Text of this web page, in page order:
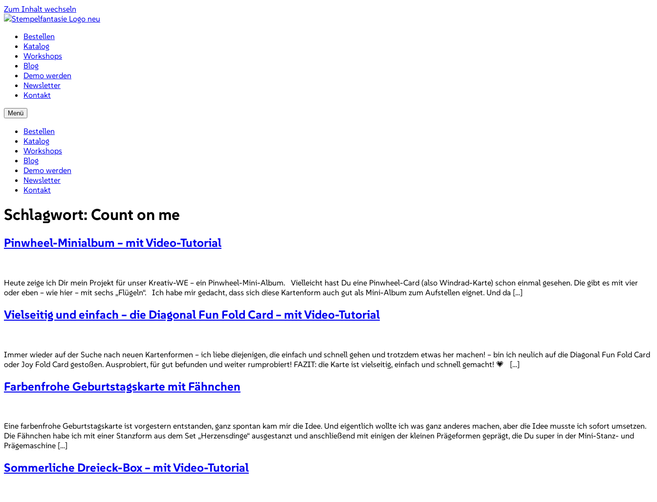
Zum Inhalt wechseln
Bestellen
Katalog
Workshops
Blog
Demo werden
Newsletter
Kontakt
Menü
Bestellen
Katalog
Workshops
Blog
Demo werden
Newsletter
Kontakt
Schlagwort: Count on me
Pinwheel-Minialbum – mit Video-Tutorial
Heute zeige ich Dir mein Projekt für unser Kreativ-WE – ein Pinwheel-Mini-Album. Vielleicht hast Du eine Pinwheel-Card (also Windrad-Karte) schon einmal gesehen. Die gibt es mit vier
oder eben – wie hier – mit sechs „Flügeln“. Ich habe mir gedacht, dass sich diese Kartenform auch gut als Mini-Album zum Aufstellen eignet. Und da […]
Vielseitig und einfach – die Diagonal Fun Fold Card – mit Video-Tutorial
Immer wieder auf der Suche nach neuen Kartenformen – ich liebe diejenigen, die einfach und schnell gehen und trotzdem etwas her machen! – bin ich neulich auf die Diagonal Fun Fold Card
oder Joy Fold Card gestoßen. Ausprobiert, für gut befunden und weiter rumprobiert! FAZIT: die Karte ist vielseitig, einfach und schnell gemacht! 💗 […]
Farbenfrohe Geburtstagskarte mit Fähnchen
Eine farbenfrohe Geburtstagskarte ist vorgestern entstanden, ganz spontan kam mir die Idee. Und eigentlich wollte ich was ganz anderes machen, aber die Idee musste ich sofort umsetzen.
Die Fähnchen habe ich mit einer Stanzform aus dem Set „Herzensdinge“ ausgestanzt und anschließend mit einigen der kleinen Prägeformen geprägt, die Du super in der Mini-Stanz- und
Prägemaschine […]
Sommerliche Dreieck-Box – mit Video-Tutorial